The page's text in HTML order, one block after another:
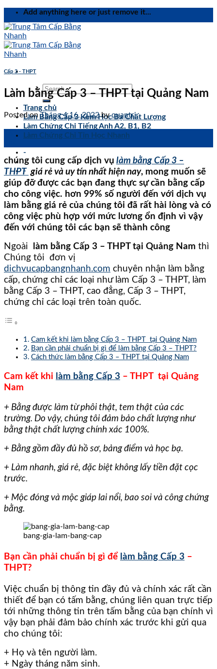
Skip
to
content
Add anything here or just remove it...
Trang chủ
Làm Bằng Cấp 3 Kèm Học Bạ Chất Lượng
Làm Chứng Chỉ Tiếng Anh A2, B1, B2
Làm Chứng Chỉ Tin Học Nhanh
-
-
Cấp 3 - THPT
Làm bằng Cấp 3 – THPT tại Quảng Nam
Posted onTháng 4 16, 2022byquantri
chúng tôi cung cấp dịch vụ làm bằng Cấp 3 –
THPT giá rẻ và uy tín nhất hiện nay, mong muốn sẽ
giúp đỡ được các bạn đang thực sự cần bằng cấp
cho công việc. hơn 99% số người đến với dịch vụ
làm bằng giá rẻ của chúng tôi đã rất hài lòng và có
công việc phù hợp với mức lương ổn định vì vậy
đến với chúng tôi các bạn sẽ thành công
Ngoài làm bằng Cấp 3 – THPT tại Quảng Nam thì
Chúng tôi đơn vị
dichvucapbangnhanh.com chuyên nhận làm bằng
cấp, chứng chỉ các loại như làm Cấp 3 – THPT, làm
bằng Cấp 3 – THPT, cao đẳng, Cấp 3 – THPT,
chứng chỉ các loại trên toàn quốc.
Cam kết khi làm bằng Cấp 3 – THPT tại Quảng Nam
Bạn cần phải chuẩn bị gì để làm bằng Cấp 3 – THPT?
Cách thức làm bằng Cấp 3 – THPT tại Quảng Nam
Cam kết khi làm bằng Cấp 3 – THPT tại Quảng
Nam
+ Bằng được làm từ phôi thật, tem thật của các
trường. Do vậy, chúng tôi đảm bảo chất lượng như
bằng thật chất lượng chính xác 100%.
+ Bằng gồm đầy đủ hồ sơ, bảng điểm và học bạ.
+ Làm nhanh, giá rẻ, đặc biệt không lấy tiền đặt cọc
trước.
+ Mộc đóng và mộc giáp lai nổi, bao soi và công chứng
bằng.
bang-gia-lam-bang-cap
Bạn cần phải chuẩn bị gì để làm bằng Cấp 3 –
THPT?
Việc chuẩn bị thông tin đầy đủ và chính xác rất cần
thiết để bạn có tấm bằng, chúng liên quan trực tiếp
tới những thông tin trên tấm bằng của bạn chính vì
vậy bạn phải đảm bảo chính xác trước khi gửi qua
cho chúng tôi:
+ Họ và tên người làm.
+ Ngày tháng năm sinh.